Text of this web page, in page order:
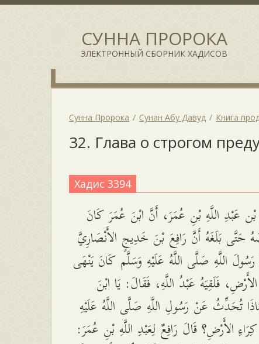
СУННА ПРОРОКА
ЭЛЕКТРОННЫЙ СБОРНИК ХАДИСОВ
Сунна Пророка Сунан Абу Давуд Книга
32. Глава о строгом
Хадис 3394
عَبْدِ اللَّهِ بْنِ عُمَرَ، أَنَّ ابْنَ عُمَرَ كَانَ
حَتَّى بَلَغَهُ أَنَّ رَافِعَ بْنَ خَدِيجٍ الأَنْصَارِيَّ
اللَّهِ صَلَّى اللَّهُ عَلَيْهِ وَسَلَّم كَانَ يَنْهَى
فَلَقِيَهُ عَبْدُ اللَّهِ، فَقَالَ: يَا ابْنَ
تُحَدِّثُ عَنْ رَسُولِ اللَّهِ صَلَّى اللَّهُ عَلَيْهِ
الأَرْضِ؟ قَالَ رَافِعٌ لِعَبْدِ اللَّهِ بْنِ عُمَرَ: